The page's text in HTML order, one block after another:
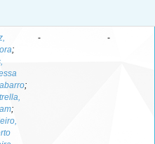
;
;
;
- -